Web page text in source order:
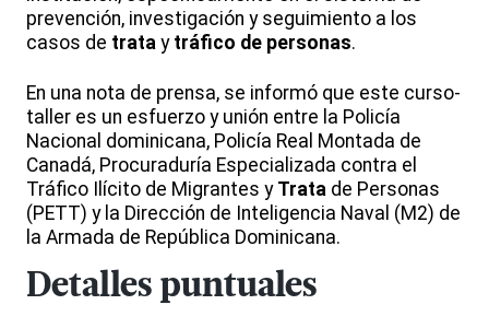
prevención, investigación y seguimiento a los
casos de trata y tráfico de personas.
En una nota de prensa, se informó que este curso-
taller es un esfuerzo y unión entre la Policía
Nacional dominicana, Policía Real Montada de
Canadá, Procuraduría Especializada contra el
Tráfico Ilícito de Migrantes y Trata de Personas
(PETT) y la Dirección de Inteligencia Naval (M2) de
la Armada de República Dominicana.
Detalles puntuales